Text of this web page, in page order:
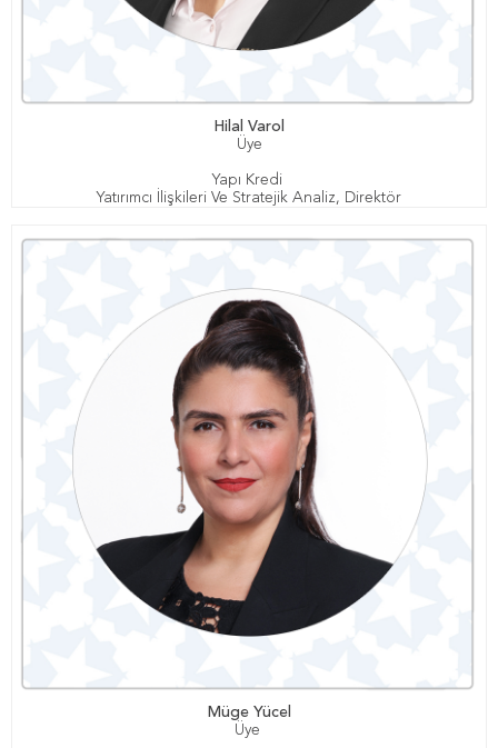
Hilal Varol
Üye
Yapı Kredi
Yatırımcı İlişkileri Ve Stratejik Analiz, Direktör
Müge Yücel
Üye